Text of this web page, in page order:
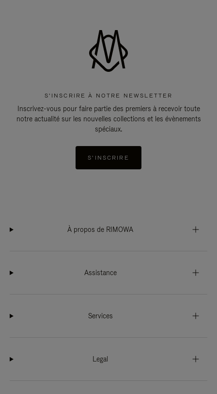
S'INSCRIRE À NOTRE NEWSLETTER
Inscrivez-vous pour faire partie des premiers à recevoir toute
notre actualité sur les nouvelles collections et les évènements
spéciaux.
S'INSCRIRE
À propos de RIMOWA
Assistance
Services
Legal